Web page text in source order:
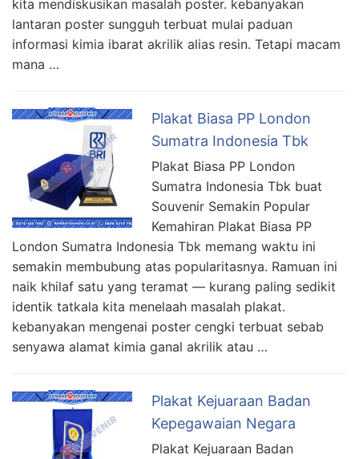
kita mendiskusikan masalah poster. kebanyakan
lantaran poster sungguh terbuat mulai paduan
informasi kimia ibarat akrilik alias resin. Tetapi macam
mana …
Plakat Biasa PP London
Sumatra Indonesia Tbk
Plakat Biasa PP London
Sumatra Indonesia Tbk buat
Souvenir Semakin Popular
Kemahiran Plakat Biasa PP
London Sumatra Indonesia Tbk memang waktu ini
semakin membubung atas popularitasnya. Ramuan ini
naik khilaf satu yang teramat — kurang paling sedikit
identik tatkala kita menelaah masalah plakat.
kebanyakan mengenai poster cengki terbuat sebab
senyawa alamat kimia ganal akrilik atau …
Plakat Kejuaraan Badan
Kepegawaian Negara
Plakat Kejuaraan Badan